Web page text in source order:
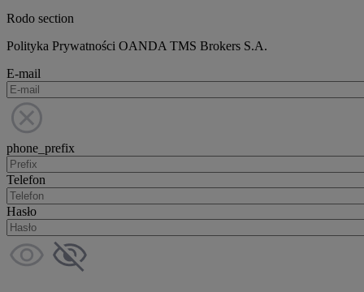
Rodo section
Polityka Prywatności OANDA TMS Brokers S.A.
E-mail
phone_prefix
Telefon
Hasło